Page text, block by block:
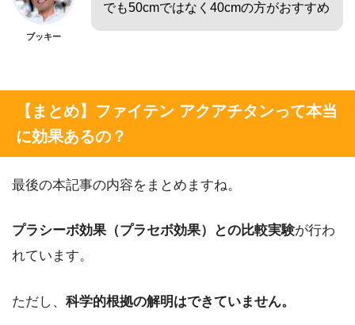
ブッキー
でも50cmではなく40cmの方がおすすめ
【まとめ】ファイテン アクアチタンって本当
に効果あるの？
最後の本記事の内容をまとめますね。
プラシーボ効果（プラセボ効果）との比較実験が行わ
れています。
ただし、 科学的根拠の解明はできていません。